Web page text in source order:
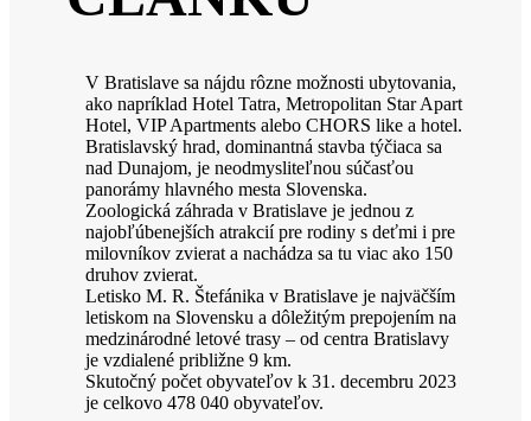
V Bratislave sa nájdu rôzne možnosti ubytovania,
ako napríklad Hotel Tatra, Metropolitan Star Apart
Hotel, VIP Apartments alebo CHORS like a hotel.
Bratislavský hrad, dominantná stavba týčiaca sa
nad Dunajom, je neodmysliteľnou súčasťou
panorámy hlavného mesta Slovenska.
Zoologická záhrada v Bratislave je jednou z
najobľúbenejších atrakcií pre rodiny s deťmi i pre
milovníkov zvierat a nachádza sa tu viac ako 150
druhov zvierat.
Letisko M. R. Štefánika v Bratislave je najväčším
letiskom na Slovensku a dôležitým prepojením na
medzinárodné letové trasy – od centra Bratislavy
je vzdialené približne 9 km.
Skutočný počet obyvateľov k 31. decembru 2023
je celkovo 478 040 obyvateľov.